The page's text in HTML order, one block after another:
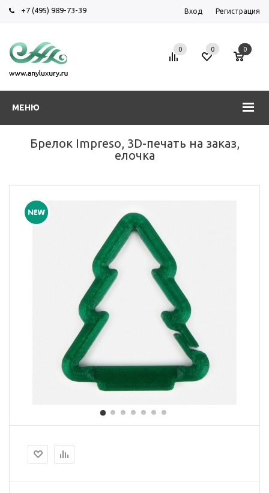
+7 (495) 989-73-39 Вход Регистрация
МЕНЮ
0 0 0
Брелок Impreso, 3D-печать на заказ,
елочка